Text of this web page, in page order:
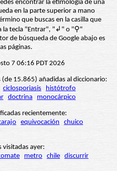
encontrar la etimología de una
en la parte superior a mano
que buscas en la casilla que
la tecla "Entrar", "↲" o "⚲"
de búsqueda de Google abajo es
páginas.
7 06:16 PDT 2026
(de 15.865) añadidas al diccionario:
ciclosporiasis
histótrofo
doctrina monocárpico
recientemente:
equivocación
chuico
visitadas ayer:
metro chile discurrir